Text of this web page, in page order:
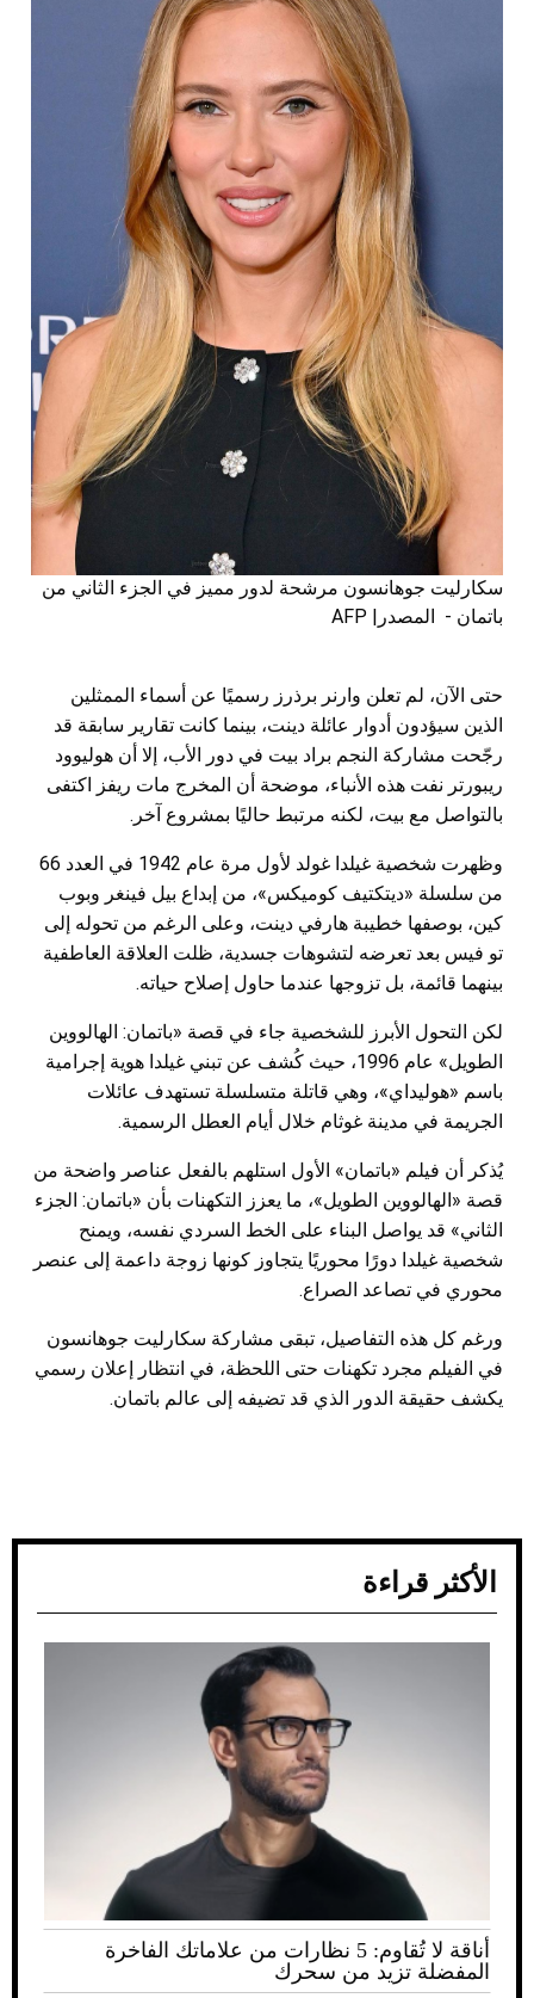
سكارليت جوهانسون مرشحة لدور مميز في الجزء الثاني من
باتمان - المصدر| AFP
حتى الآن، لم تعلن وارنر برذرز رسميًا عن أسماء الممثلين
الذين سيؤدون أدوار عائلة دينت، بينما كانت تقارير سابقة قد
رجّحت مشاركة النجم براد بيت في دور الأب، إلا أن هوليوود
ريبورتر نفت هذه الأنباء، موضحة أن المخرج مات ريفز اكتفى
بالتواصل مع بيت، لكنه مرتبط حاليًا بمشروع آخر.
وظهرت شخصية غيلدا غولد لأول مرة عام 1942 في العدد 66
من سلسلة «ديتكتيف كوميكس»، من إبداع بيل فينغر وبوب
كين، بوصفها خطيبة هارفي دينت، وعلى الرغم من تحوله إلى
تو فيس بعد تعرضه لتشوهات جسدية، ظلت العلاقة العاطفية
بينهما قائمة، بل تزوجها عندما حاول إصلاح حياته.
لكن التحول الأبرز للشخصية جاء في قصة «باتمان: الهالووين
الطويل» عام 1996، حيث كُشف عن تبني غيلدا هوية إجرامية
باسم «هوليداي»، وهي قاتلة متسلسلة تستهدف عائلات
الجريمة في مدينة غوثام خلال أيام العطل الرسمية.
يُذكر أن فيلم «باتمان» الأول استلهم بالفعل عناصر واضحة من
قصة «الهالووين الطويل»، ما يعزز التكهنات بأن «باتمان: الجزء
الثاني» قد يواصل البناء على الخط السردي نفسه، ويمنح
شخصية غيلدا دورًا محوريًا يتجاوز كونها زوجة داعمة إلى عنصر
محوري في تصاعد الصراع.
ورغم كل هذه التفاصيل، تبقى مشاركة سكارليت جوهانسون
في الفيلم مجرد تكهنات حتى اللحظة، في انتظار إعلان رسمي
يكشف حقيقة الدور الذي قد تضيفه إلى عالم باتمان.
الأكثر قراءة
أناقة لا تُقاوم: 5 نظارات من علاماتك الفاخرة
المفضلة تزيد من سحرك